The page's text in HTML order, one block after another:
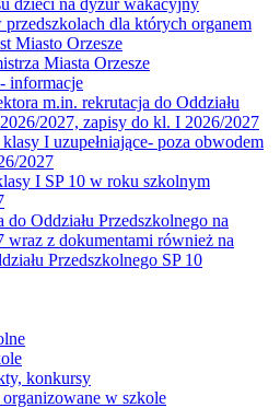
dzieci na dyżur wakacyjny
dla których organem
Miasto Orzesze
Miasta Orzesze
informacje
m.in. rekrutacja do Oddziału
2027, zapisy do kl. I 2026/2027
I uzupełniające- poza obwodem
2027
I SP 10 w roku szkolnym
do Oddziału Przedszkolnego na
wraz z dokumentami również na
Przedszkolnego SP 10
konkursy
w szkole